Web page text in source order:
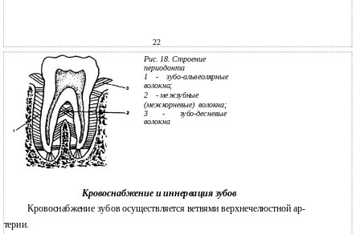
22
Рис. 18. Строение
периодонта
1
-зубо-альвеолярные
волокна;
2
- межзубные
(межкорневые) волокна;
3 - зубо-десневые
волокна
Кровоснабжение и иннервация зубов
Кровоснабжение зубов осуществляется ветвями верхнечелюстной ар-
терии.